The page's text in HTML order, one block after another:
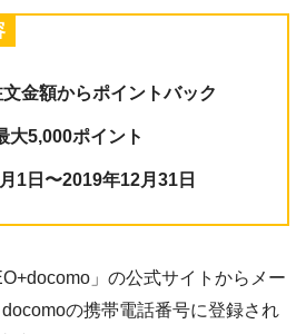
金額からポイントバック
大5,000ポイント
1日〜2019年12月31日
」の公式サイトからメー
の携帯電話番号に登録され